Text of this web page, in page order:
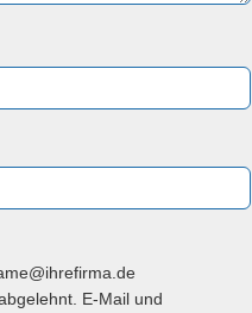
E-Mail und